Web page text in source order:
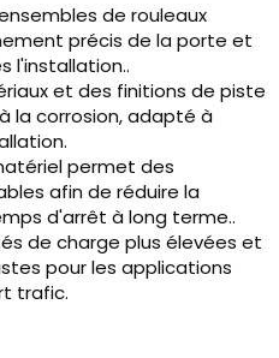
de rouleaux
précis de la porte et
l'installation..
et des finitions de piste
la corrosion, adapté à
permet des
afin de réduire la
d'arrêt à long terme..
de charge plus élevées et
pour les applications
trafic.